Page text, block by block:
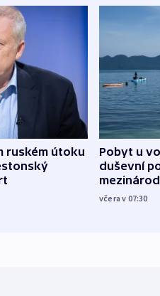
ruském útoku
Pobyt u
duševní
včera v 07:30